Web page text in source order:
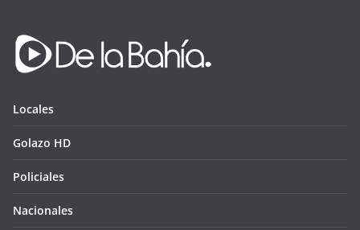
Locales
Golazo HD
Policiales
Nacionales